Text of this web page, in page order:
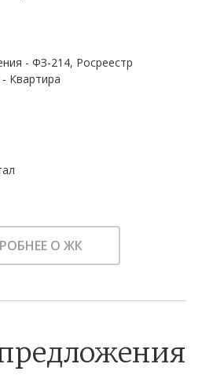
- ФЗ-214, Росреестр
Квартира
О ЖК